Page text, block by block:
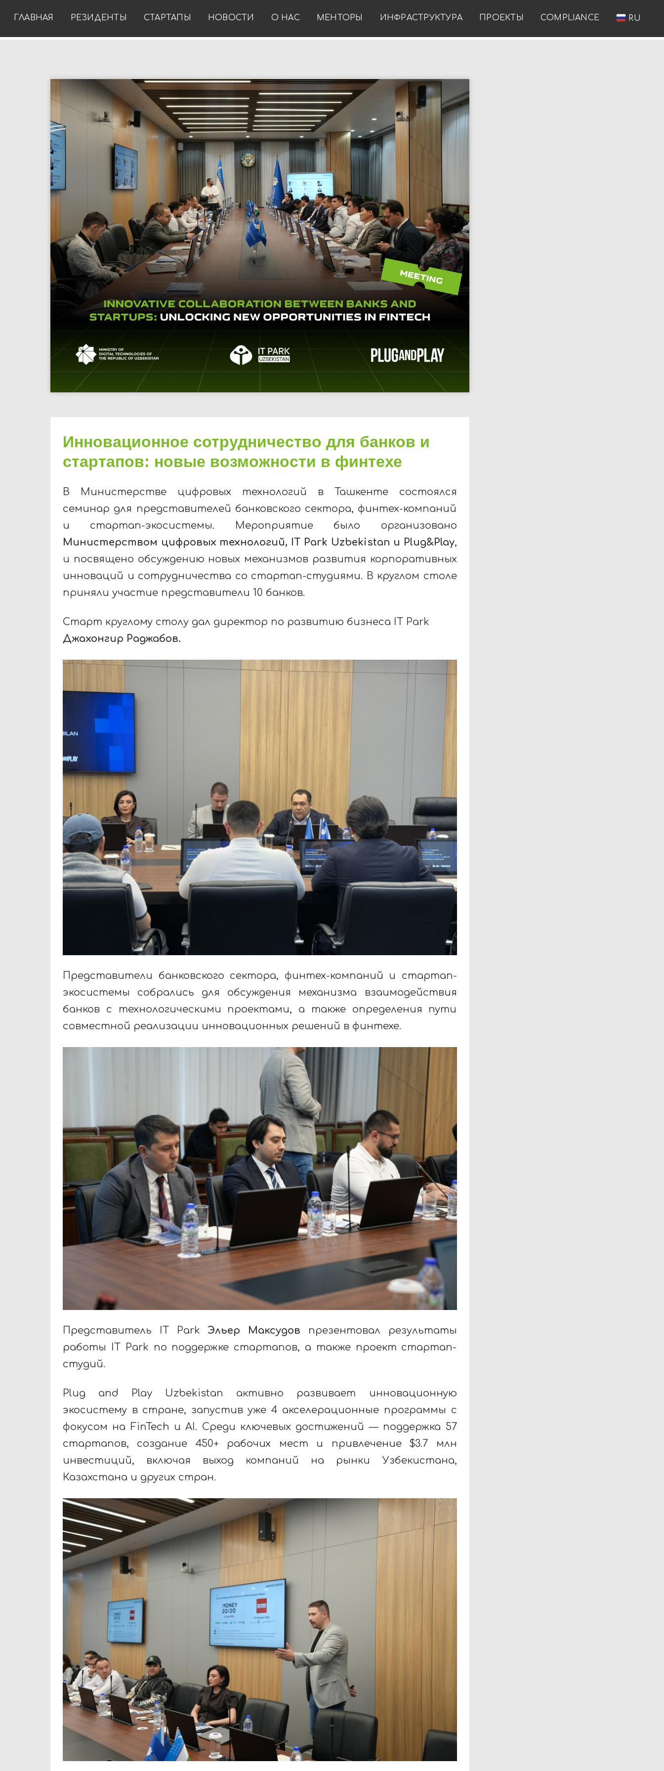
ГЛАВНАЯ РЕЗИДЕНТЫ СТАРТАПЫ НОВОСТИ О НАС МЕНТОРЫ ИНФРАСТРУКТУРА ПРОЕКТЫ COMPLIANCE RU
Инновационное сотрудничество для банков и
стартапов: новые возможности в финтехе
В Министерстве цифровых технологий в Ташкенте состоялся
семинар для представителей банковского сектора, финтех-компаний
и стартап-экосистемы. Мероприятие было организовано
Министерством цифровых технологий, IT Park Uzbekistan и Plug&Play,
и посвящено обсуждению новых механизмов развития корпоративных
инноваций и сотрудничества со стартап-студиями. В круглом столе
приняли участие представители 10 банков.
Старт круглому столу дал директор по развитию бизнеса IT Park
Джахонгир Раджабов.
Представители банковского сектора, финтех-компаний и стартап-
экосистемы собрались для обсуждения механизма взаимодействия
банков с технологическими проектами, а также определения пути
совместной реализации инновационных решений в финтехе.
Представитель IT Park Эльер Максудов презентовал результаты
работы IT Park по поддержке стартапов, а также проект стартап-
студий.
Plug and Play Uzbekistan активно развивает инновационную
экосистему в стране, запустив уже 4 акселерационные программы с
фокусом на FinTech и AI. Среди ключевых достижений — поддержка 57
стартапов, создание 450+ рабочих мест и привлечение $3.7 млн
инвестиций, включая выход компаний на рынки Узбекистана,
Казахстана и других стран.